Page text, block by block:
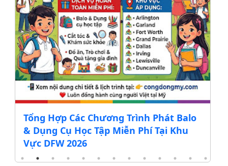
Tổng Hợp Các Chương Trình Phát Balo
& Dụng Cụ Học Tập Miễn Phí Tại Khu
Vực DFW 2026